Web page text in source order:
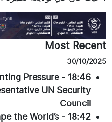
Most Recent
30/10/2025
18:46
-
Pressure
UN Security
Council
18:42
-
the World’s